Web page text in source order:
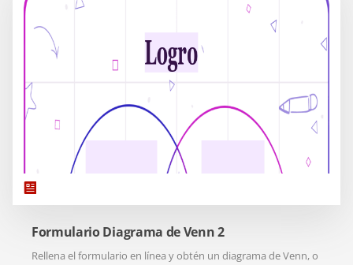
Formulario Diagrama de Venn 2
Rellena el formulario en línea y obtén un diagrama de Venn, o